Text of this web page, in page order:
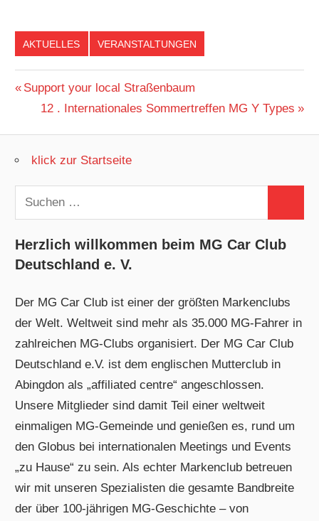
AKTUELLES VERANSTALTUNGEN
Beitragsnavigation
Vorheriger
Beitrag:
Support your local Straßenbaum
Nächster
12 . Internationales Sommertreffen MG Y Types
klick zur Startseite
Suchen
nach:
Herzlich willkommen beim MG Car Club
Deutschland e. V.
Der MG Car Club ist einer der größten Markenclubs
der Welt. Weltweit sind mehr als 35.000 MG-Fahrer in
zahlreichen MG-Clubs organisiert. Der MG Car Club
Deutschland e.V. ist dem englischen Mutterclub in
Abingdon als „affiliated centre“ angeschlossen.
Unsere Mitglieder sind damit Teil einer weltweit
einmaligen MG-Gemeinde und genießen es, rund um
den Globus bei internationalen Meetings und Events
„zu Hause“ zu sein. Als echter Markenclub betreuen
wir mit unseren Spezialisten die gesamte Bandbreite
der über 100-jährigen MG-Geschichte – von